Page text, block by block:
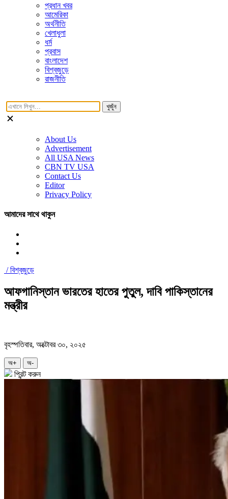
প্রধান খবর
আমেরিকা
অর্থনীতি
খেলাধুলা
ধর্ম
প্রবাস
বাংলাদেশ
বিশ্বজুড়ে
রাজনীতি
খুজুঁন
About Us
Advertisement
All USA News
CBN TV USA
Contact Us
Editor
Privacy Policy
আমাদের সাথে থাকুন
/বিশ্বজুড়ে
আফগানিস্তান ভারতের হাতের পুতুল, দাবি পাকিস্তানের
মন্ত্রীর
বৃহস্পতিবার, অক্টোবর ৩০, ২০২৫
অ+ অ-
প্রিন্ট করুন